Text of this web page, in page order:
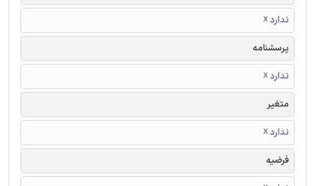
ندارد ☓
پرسشنامه
ندارد ☓
متغیر
ندارد ☓
فرضیه